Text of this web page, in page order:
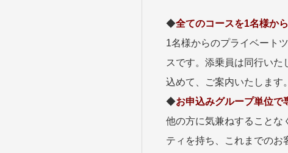
目的・テーマか
美術鑑賞
特別企画
日系航空会社
専任ガイド
ラ・プルミ
目的・テーマか
紅葉
花火
ガンツウ
美食・旬の味
◆全てのコースを1名様か
1名様からのプライベート
スです。添乗員は同行いた
込めて、ご案内いたします。
◆お申込みグループ単位で
他の方に気兼ねすることな
ティを持ち、これまでのお